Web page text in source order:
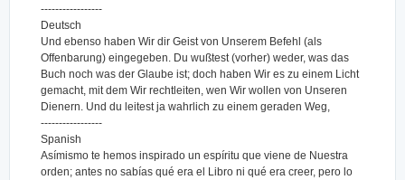
-----------------
Deutsch
Und ebenso haben Wir dir Geist von Unserem Befehl (als
Offenbarung) eingegeben. Du wußtest (vorher) weder, was das
Buch noch was der Glaube ist; doch haben Wir es zu einem Licht
gemacht, mit dem Wir rechtleiten, wen Wir wollen von Unseren
Dienern. Und du leitest ja wahrlich zu einem geraden Weg,
-----------------
Spanish
Asímismo te hemos inspirado un espíritu que viene de Nuestra
orden; antes no sabías qué era el Libro ni qué era creer, pero lo